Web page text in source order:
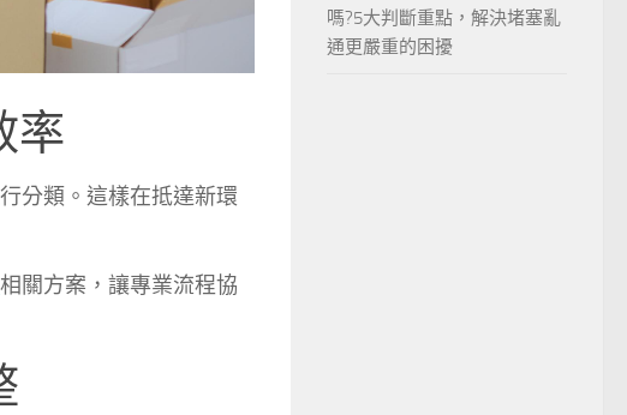
率
分類。這樣在抵達新環
相關方案，讓專業流程協
嗎?5大判斷重點，解決堵塞亂
通更嚴重的困擾